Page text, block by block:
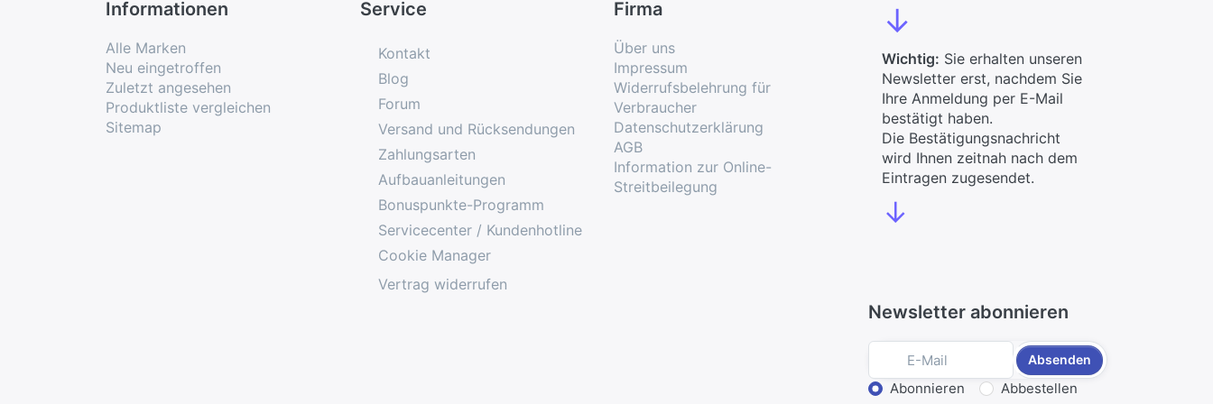
Informationen
Alle Marken
Neu eingetroffen
Zuletzt angesehen
Produktliste vergleichen
Sitemap
Service
Kontakt
Blog
Forum
Versand und Rücksendungen
Zahlungsarten
Aufbauanleitungen
Bonuspunkte-Programm
Servicecenter / Kundenhotline
Cookie Manager
Vertrag widerrufen
Firma
Über uns
Impressum
Widerrufsbelehrung für
Verbraucher
Datenschutzerklärung
AGB
Information zur Online-
Streitbeilegung
↓
Wichtig: Sie erhalten unseren
Newsletter erst, nachdem Sie
Ihre Anmeldung per E-Mail
bestätigt haben.
Die Bestätigungsnachricht
wird Ihnen zeitnah nach dem
Eintragen zugesendet.
↓
Newsletter abonnieren
Absenden
Aktion wählen
Abonnieren Abbestellen